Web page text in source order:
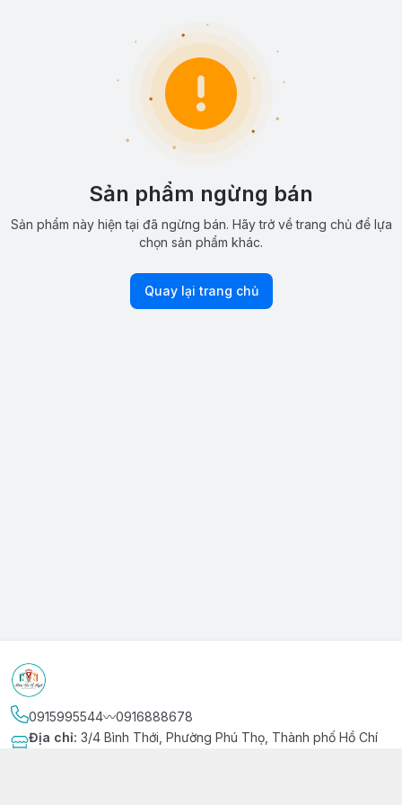
Sản phẩm ngừng bán
Sản phẩm này hiện tại đã ngừng bán. Hãy trở về trang chủ để lựa
chọn sản phẩm khác.
Quay lại trang chủ
0915995544〰️0916888678
Địa chỉ: 3/4 Bình Thới, Phường Phú Thọ, Thành phố Hồ Chí